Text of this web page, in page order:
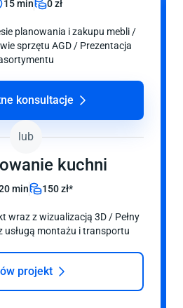
15 min 0 zł
planowania i zakupu mebli /
sprzętu AGD / Prezentacja
konsultacje
lub
kuchni
min 150 zł*
wraz z wizualizacją 3D / Pełny
usługą montażu i transportu
projekt